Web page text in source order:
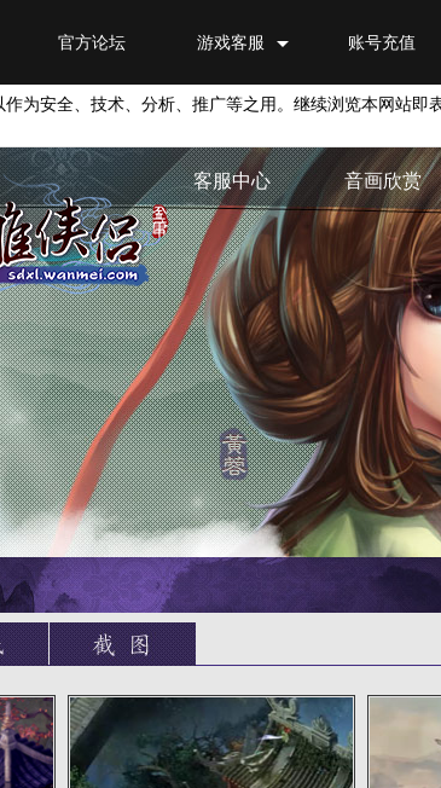
账号充值
游戏客服
官方论坛
作为安全、技术、分析、推广等之用。继续浏览本网站即
客服中心 音画欣赏